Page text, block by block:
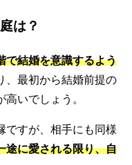
は？
で結婚を意識するよう
、最初から結婚前提の
いでしょう。
ですが、相手にも同様
途に愛される限り、自